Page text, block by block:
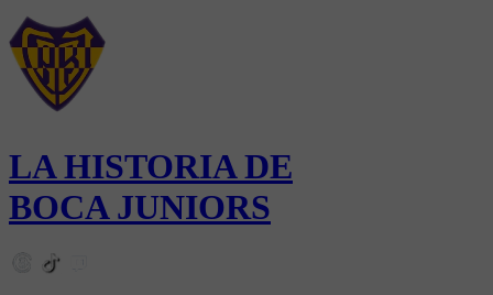
LA HISTORIA DE
BOCA JUNIORS